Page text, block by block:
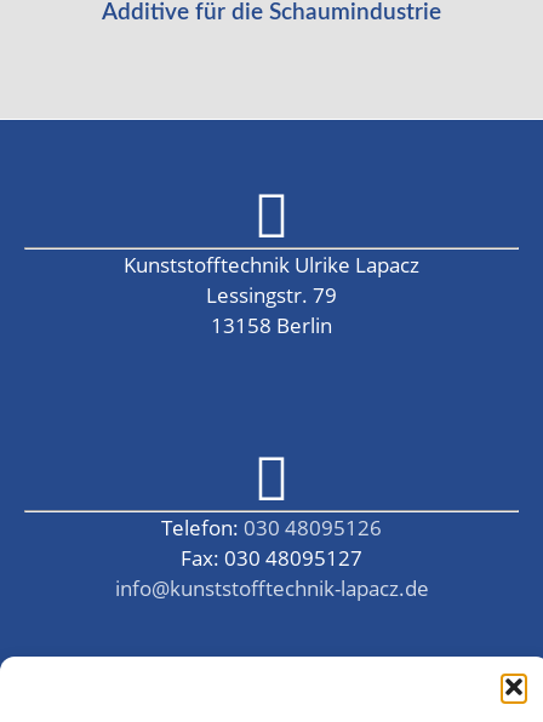
Additive für die Schaumindustrie
Kunststofftechnik Ulrike Lapacz
Lessingstr. 79
13158 Berlin
Telefon: 030 48095126
Fax: 030 48095127
info@kunststofftechnik-lapacz.de